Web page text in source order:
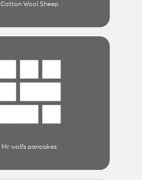
Cotton Wool Sheep
Mr wolfs pancakes